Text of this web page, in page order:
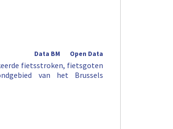
Open Data
Data BM
fietsstroken, fietsgoten
van het Brussels